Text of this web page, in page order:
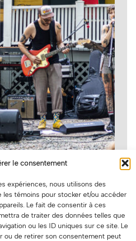
le consentement
expériences, nous utilisons des
les témoins pour stocker et/ou accéder
Le fait de consentir à ces
de traiter des données telles que
ou les ID uniques sur ce site. Le
ou de retirer son consentement peut